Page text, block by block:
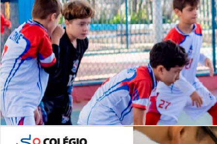
Desafios | Saiba mais
NOSSOCANAL